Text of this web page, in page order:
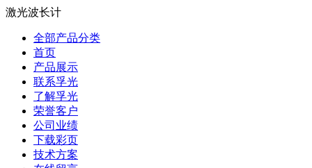
激光波长计
全部产品分类
首页
产品展示
联系孚光
了解孚光
荣誉客户
公司业绩
下载彩页
技术方案